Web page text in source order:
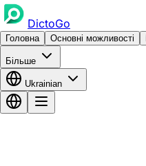
DictoGo
Головна Основні можливості
Більше
Ukrainian